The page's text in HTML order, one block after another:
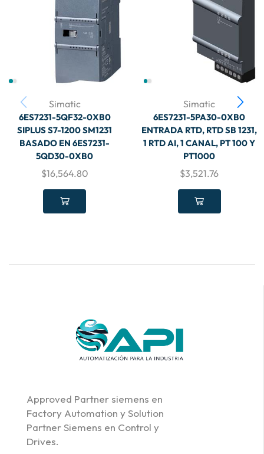
Simatic
6ES7231-5QF32-0XB0
SIPLUS S7-1200 SM1231
BASADO EN 6ES7231-
5QD30-0XB0
$16,564.80
Simatic
6ES7231-5PA30-0XB0
ENTRADA RTD, RTD SB 1231,
1 RTD AI, 1 CANAL, PT 100 Y
PT1000
$3,521.76
Approved Partner siemens en
Factory Automation y Solution
Partner Siemens en Control y
Drives.